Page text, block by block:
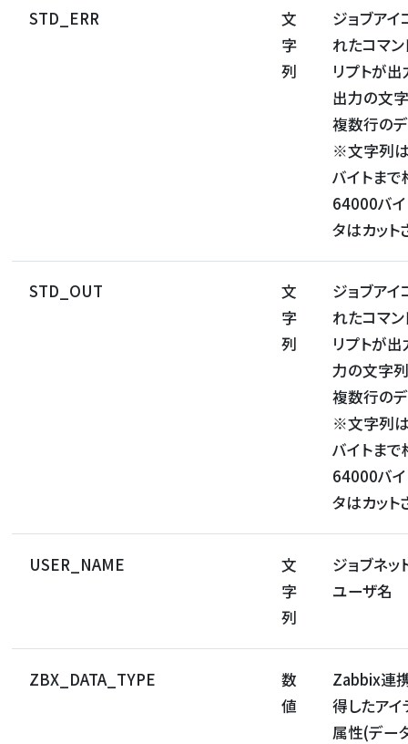
STD_ERR
文
字
列
ジョブア
れたコマン
リプトが
出力の文
複数行の
※文字列
バイトまで
64000バ
タはカット
STD_OUT
文
字
列
ジョブア
れたコマン
リプトが
力の文字列
複数行の
※文字列
バイトまで
64000バ
タはカット
USER_NAME
文
字
列
ジョブネッ
ユーザ名
ZBX_DATA_TYPE
数
値
Zabbix連
得したア
属性(デー